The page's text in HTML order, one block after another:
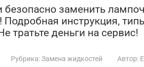
безопасно заменить
инструкция,
тратьте деньги на сервис!
Рубрика:Замена жидкостей Автор: